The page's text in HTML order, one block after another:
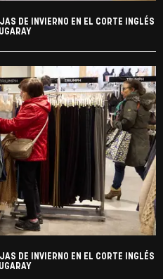
DE INVIERNO EN EL CORTE INGLÉS
DE INVIERNO EN EL CORTE INGLÉS